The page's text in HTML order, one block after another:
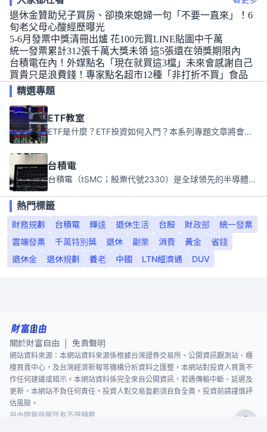
退休金贊助兒子買房、卻換來媳婦一句「不要一直來」！6
旬老父母心酸經歷曝光
5-6月發票中獎清冊出爐 花100元買LINE貼圖中千萬
統一發票累計312張千萬大獎未領 這5張還在領獎期限內
台積電在內！外媒點名「現在就買這3檔」未來會感謝自己
買貴只是浪費錢！專家點名超市12種「非打折不買」食品
精選專題
ETF教室
ETF是什麼？ETF投資如何入門？本系列專題文章將會告訴你新手必須知道的ETF基礎知識。
台積電
台積電（tSMC；股票代號2330）是全球領先的半導體代工公司，成立於1987年，總部位於台灣新竹。且已於美國、日本、德國及中國設廠，台積電是全球首家專業積體電路製造服務公司，也是全球最先進和最大規模的半導體代工廠。
熱門標籤
財務規劃
台積電 輝達 退休生活 台股 財政部
統一發票
雲端發票
千萬特別獎 退休 副業 消費 黃金
省錢
退休金
退休規劃 養老 中國 LTN經濟通 DUV
關於財富自由 免責聲明
網站資料來源：本網站資料來源係根據台灣證券交易所、公開資訊觀測站、櫃
檯買賣中心，及台灣經濟新報等機構分析資料之匯整，本網站對投資人買賣不
作任何建議或暗示。本網站資料係完全來自公開資訊，若遇傳輸中斷、延遲及
更新，本網站不負任何責任。投資人對交易盈虧須自負全責，投資前請謹慎評
估風險。
自由時報版權所有不得轉載